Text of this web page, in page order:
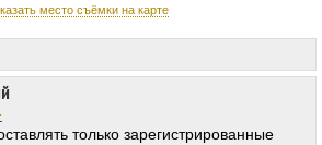
место съёмки на карте
.
только зарегистрированные